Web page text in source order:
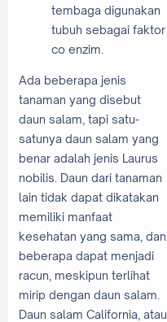
tembaga digunakan
tubuh sebagai faktor
co enzim.
Ada beberapa jenis
tanaman yang disebut
daun salam, tapi satu-
satunya daun salam yang
benar adalah jenis Laurus
nobilis. Daun dari tanaman
lain tidak dapat dikatakan
memiliki manfaat
kesehatan yang sama, dan
beberapa dapat menjadi
racun, meskipun terlihat
mirip dengan daun salam.
Daun salam California, atau